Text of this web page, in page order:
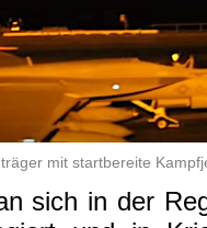
mit startbereite
sich in der